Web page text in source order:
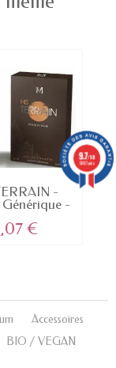
-
Générique -
-...
€
›
Accessoires
BIO / VEGAN
9.7/10
5887 avis